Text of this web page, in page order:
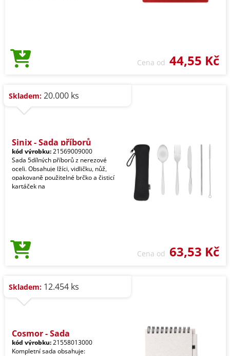
Cena od 44,55 Kč
Skladem: 20.000 ks
Sinix - Sada příborů
kód výrobku:21569009000
Sada 5dílných příborů z nerezové
oceli. Obsahuje lžíci, vidličku, nůž,
opakovaně použitelné brčko a čisticí
kartáček na
Cena od 63,53 Kč
Skladem: 12.454 ks
Cosmor - Sada
kód výrobku:21558013000
Kompletní sada obsahuje: